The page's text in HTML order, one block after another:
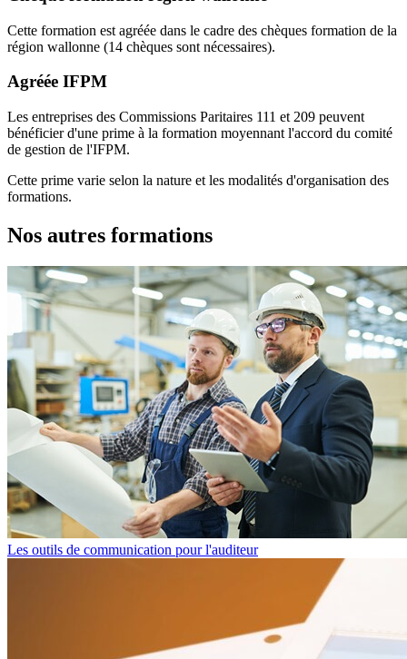
Cette formation est agréée dans le cadre des chèques formation de la
région wallonne (14 chèques sont nécessaires).
Agréée IFPM
Les entreprises des Commissions Paritaires 111 et 209 peuvent
bénéficier d'une prime à la formation moyennant l'accord du comité
de gestion de l'IFPM.
Cette prime varie selon la nature et les modalités d'organisation des
formations.
Nos autres formations
Les outils de communication pour l'auditeur